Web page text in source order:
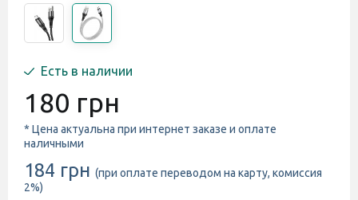
Есть в наличии
180 грн
* Цена актуальна при интернет заказе и оплате
наличными
184 грн (при оплате переводом на карту, комиссия
2%)